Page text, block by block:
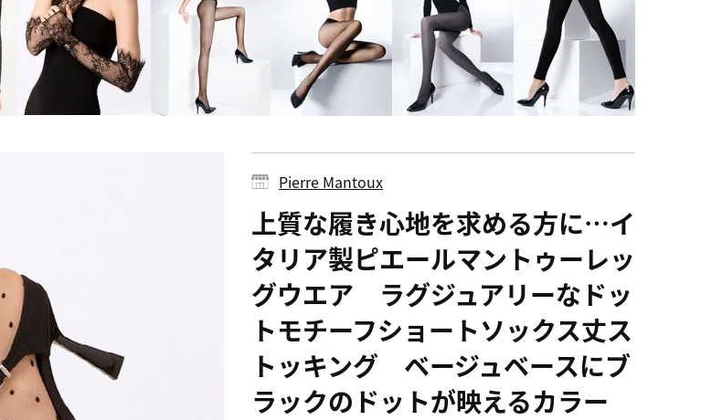
Pierre Mantoux
上質な履き心地を求める方に…イ
タリア製ピエールマントゥーレッ
グウエア ラグジュアリーなドッ
トモチーフショートソックス丈ス
トッキング ベージュベースにブ
ラックのドットが映えるカラー